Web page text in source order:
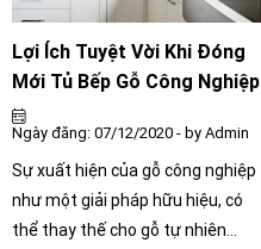
sẻ mọi thứ, bữa ăn có vui vẻ ấm
áp thì gia đình mới hạnh phúc,
mọi việc mới thuận lợi.
Lợi Ích Tuyệt Vời Khi Đóng
Mới Tủ Bếp Gỗ Công Nghiệp
Ngày đăng: 07/12/2020 - by Admin
Sự xuất hiện của gỗ công nghiệp
như một giải pháp hữu hiệu, có
thể thay thế cho gỗ tự nhiên